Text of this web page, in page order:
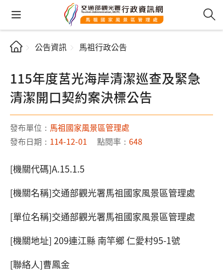
公告資訊 馬祖行政公告
115年度莒光海岸清潔巡查及緊急
清潔開口契約案決標公告
發布單位： 馬祖國家風景區管理處
發布日期： 114-12-01 點閱率： 648
[機關代碼]A.15.1.5
[機關名稱]交通部觀光署馬祖國家風景區管理處
[單位名稱]交通部觀光署馬祖國家風景區管理處
[機關地址] 209連江縣 南竿鄉 仁愛村95-1號
[聯絡人]曹鳳金